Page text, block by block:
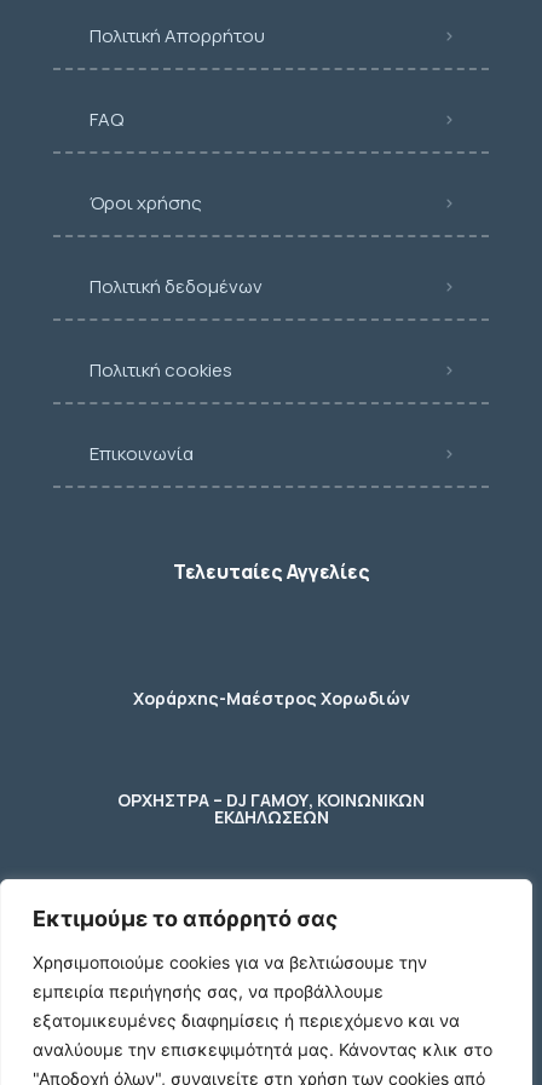
Εκτιμούμε το απόρρητό σας
Χρησιμοποιούμε cookies για να βελτιώσουμε την
εμπειρία περιήγησής σας, να προβάλλουμε
εξατομικευμένες διαφημίσεις ή περιεχόμενο και να
αναλύουμε την επισκεψιμότητά μας. Κάνοντας κλικ στο
"Αποδοχή όλων", συναινείτε στη χρήση των cookies από
Πολιτική Απορρήτου
FAQ
Όροι χρήσης
Πολιτική δεδομένων
Πολιτική cookies
Επικοινωνία
Τελευταίες Αγγελίες
Χοράρχης-Μαέστρος Χορωδιών
ΟΡΧΗΣΤΡΑ – DJ ΓΑΜΟΥ, ΚΟΙΝΩΝΙΚΩΝ
ΕΚΔΗΛΩΣΕΩΝ
φύλακας – κηπουρος
2 Ποτήρια μπύρας ενός λίτρου (1 L)
γυάλινα με χερούλι
€10